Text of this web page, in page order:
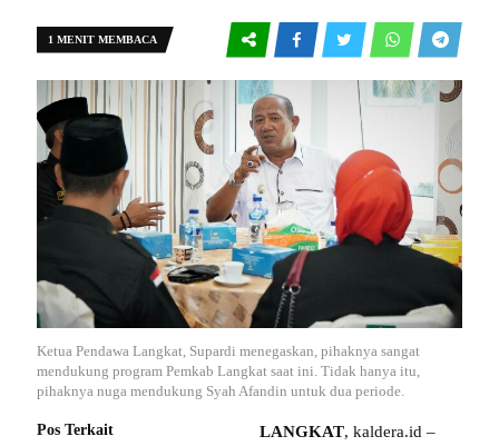
1 MENIT MEMBACA
Ketua Pendawa Langkat, Supardi menegaskan, pihaknya sangat
mendukung program Pemkab Langkat saat ini. Tidak hanya itu,
pihaknya nuga mendukung Syah Afandin untuk dua periode.
LANGKAT, kaldera.id –
Pos Terkait